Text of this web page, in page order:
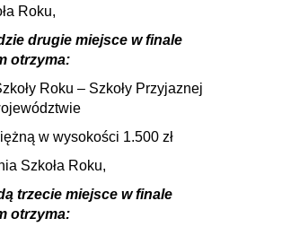
Roku,
drugie miejsce w finale
otrzyma:
Roku – Szkoły Przyjaznej
w wysokości 1.500 zł
Szkoła Roku,
trzecie miejsce w finale
otrzyma: